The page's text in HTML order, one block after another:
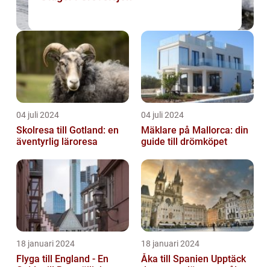
04 juli 2024
Skolresa till Gotland: en
äventyrlig läroresa
04 juli 2024
Mäklare på Mallorca: din
guide till drömköpet
18 januari 2024
Flyga till England - En
18 januari 2024
Åka till Spanien Upptäck